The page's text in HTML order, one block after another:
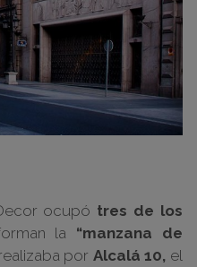
ocupó tres de los
la “manzana de
por Alcalá 10, el